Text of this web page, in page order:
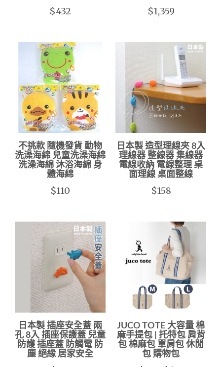
$432 $1,359
不挑款 隨機發貨 動物
洗澡海綿 兒童洗澡海綿
洗澡海綿 沐浴海綿 身
體海綿
$110
日本製 造型理線夾 8入
理線器 整線器 集線器
電線收納 電線整理 桌
面理線 桌面整線
$158
日本製 插座安全蓋 兩
孔 8入 插座保護蓋 兒童
防護 插座蓋 防觸電 防
塵 絕緣 居家安全
JUCO TOTE 大容量 棉
麻手提包 | 托特包 肩背
包 棉麻包 單肩包 休閒
包 購物包